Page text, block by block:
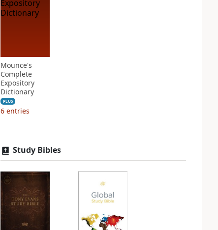
Mounce's
Complete
Expository
Dictionary
PLUS
6 entries
Study Bibles